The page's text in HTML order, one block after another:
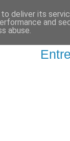
deliver its
and
abuse.